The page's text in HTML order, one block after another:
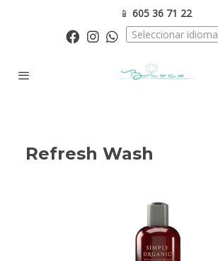
📱 605 36 71 22
Seleccionar idioma
Refresh Wash